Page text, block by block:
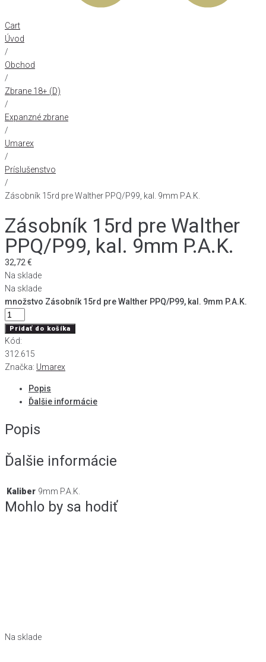
Cart
Úvod
/
Obchod
/
Zbrane 18+ (D)
/
Expanzné zbrane
/
Umarex
/
Príslušenstvo
/
Zásobník 15rd pre Walther PPQ/P99, kal. 9mm P.A.K.
Zásobník 15rd pre Walther
PPQ/P99, kal. 9mm P.A.K.
32,72 €
Na sklade
Na sklade
množstvo Zásobník 15rd pre Walther PPQ/P99, kal. 9mm P.A.K.
Pridať do košíka
Kód:
312.615
Značka: Umarex
Popis
Ďalšie informácie
Popis
Ďalšie informácie
Kaliber 9mm P.A.K.
Mohlo by sa hodiť
Na sklade